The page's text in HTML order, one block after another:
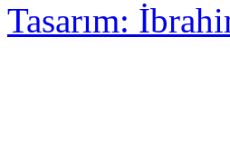
Tasarım: